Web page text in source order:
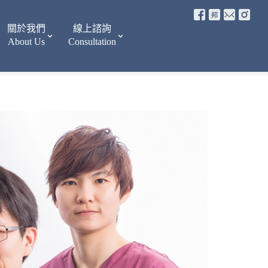
關於我們
About Us
線上諮詢
Consultation